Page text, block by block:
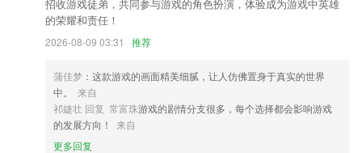
信网彩更新了什么?
增加供应链推广模块
优化阅读体验，看书更顺畅
隐私合规性优化
解决了首页推荐过于集中的问题，不过可能也会有点发散，没关系，问题
出现就来告诉我
招收游戏徒弟，共同参与游戏的角色扮演，体验成为游戏中英雄
的荣耀和责任！
2026-08-09 03:31 推荐
蒲佳梦 ：这款游戏的画面精美细腻，让人仿佛置身于真实的世界
中。
来自
祁婕壮 回复 常富珠游戏的剧情分支很多，每个选择都会影响游戏
的发展方向！
来自
更多回复